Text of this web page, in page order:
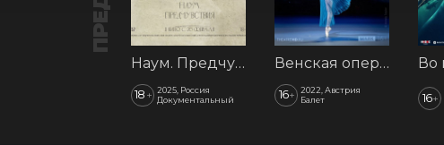
Наум. Предчувствия
18 + 2025, Россия
Документальный
Венская опера: Времена года
16+
2022, Австрия
Балет
16+